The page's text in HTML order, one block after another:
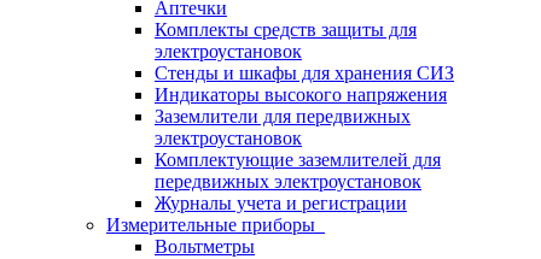
Аптечки
Комплекты средств защиты для
электроустановок
Стенды и шкафы для хранения СИЗ
Индикаторы высокого напряжения
Заземлители для передвижных
электроустановок
Комплектующие заземлителей для
передвижных электроустановок
Журналы учета и регистрации
Измерительные приборы
Вольтметры